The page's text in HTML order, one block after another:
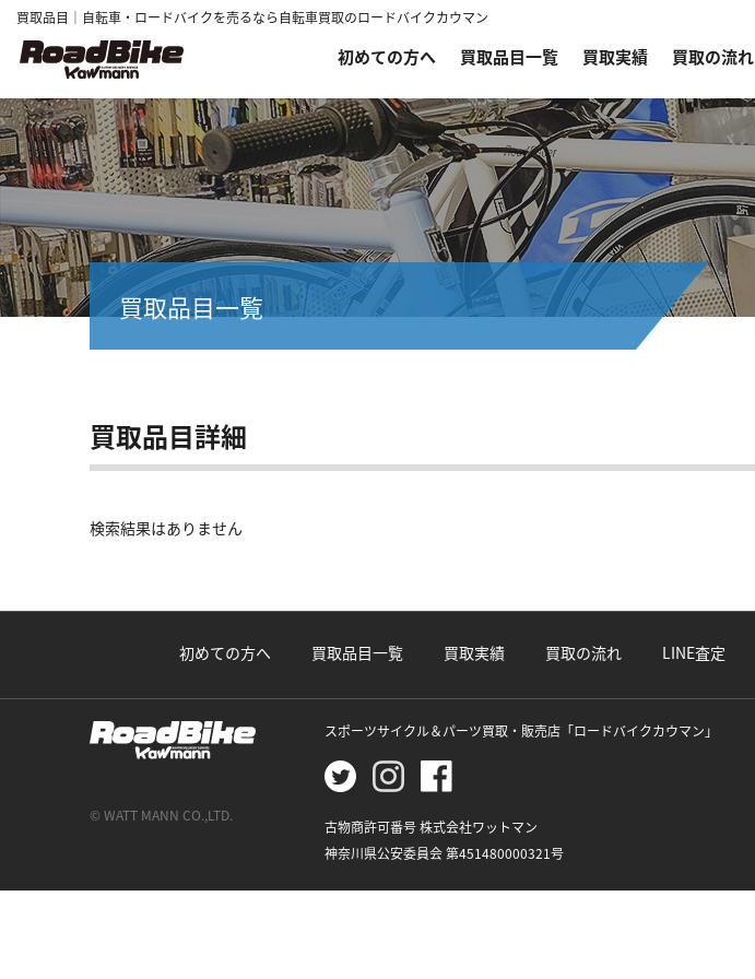
買取品目｜自転車・ロードバイクを売るなら自転車買取のロードバイクカウマン
初めての方へ 買取品目一覧 買取実績 買取の流れ
買取品目一覧
買取品目詳細
検索結果はありません
初めての方へ 買取品目一覧 買取実績 買取の流れ LINE査定
スポーツサイクル＆パーツ買取・販売店 「ロードバイクカウマン」
古物商許可番号 株式会社ワットマン
神奈川県公安委員会 第451480000321号
© WATT MANN CO.,LTD.